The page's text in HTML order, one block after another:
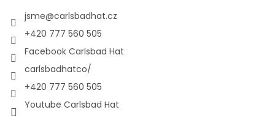
jsme@carlsbadhat.cz
+420 777 560 505
Facebook Carlsbad Hat
carlsbadhatco/
+420 777 560 505
Youtube Carlsbad Hat